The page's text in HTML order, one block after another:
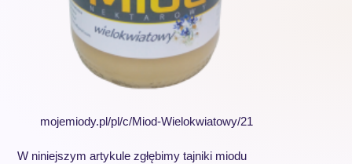
mojemiody.pl/pl/c/Miod-Wielokwiatowy/21
W niniejszym artykule zgłębimy tajniki miodu